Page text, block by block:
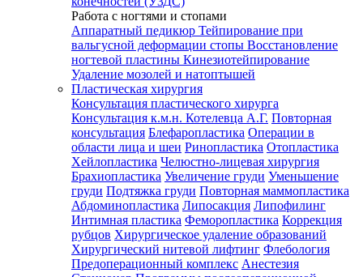
Работа с ногтями и стопами
Аппаратный педикюр Тейпирование при
вальгусной деформации стопы Восстановление
ногтевой пластины Кинезиотейпирование
Удаление мозолей и натоптышей
Пластическая хирургия
Консультация пластического хирурга
Консультация к.м.н. Котелевца А.Г. Повторная
консультация Блефаропластика Операции в
области лица и шеи Ринопластика Отопластика
Хейлопластика Челюстно-лицевая хирургия
Брахиопластика Увеличение груди Уменьшение
груди Подтяжка груди Повторная маммопластика
Абдоминопластика Липосакция Липофилинг
Интимная пластика Феморопластика Коррекция
рубцов Хирургическое удаление образований
Хирургический нитевой лифтинг Флебология
Предоперационный комплекс Анестезия